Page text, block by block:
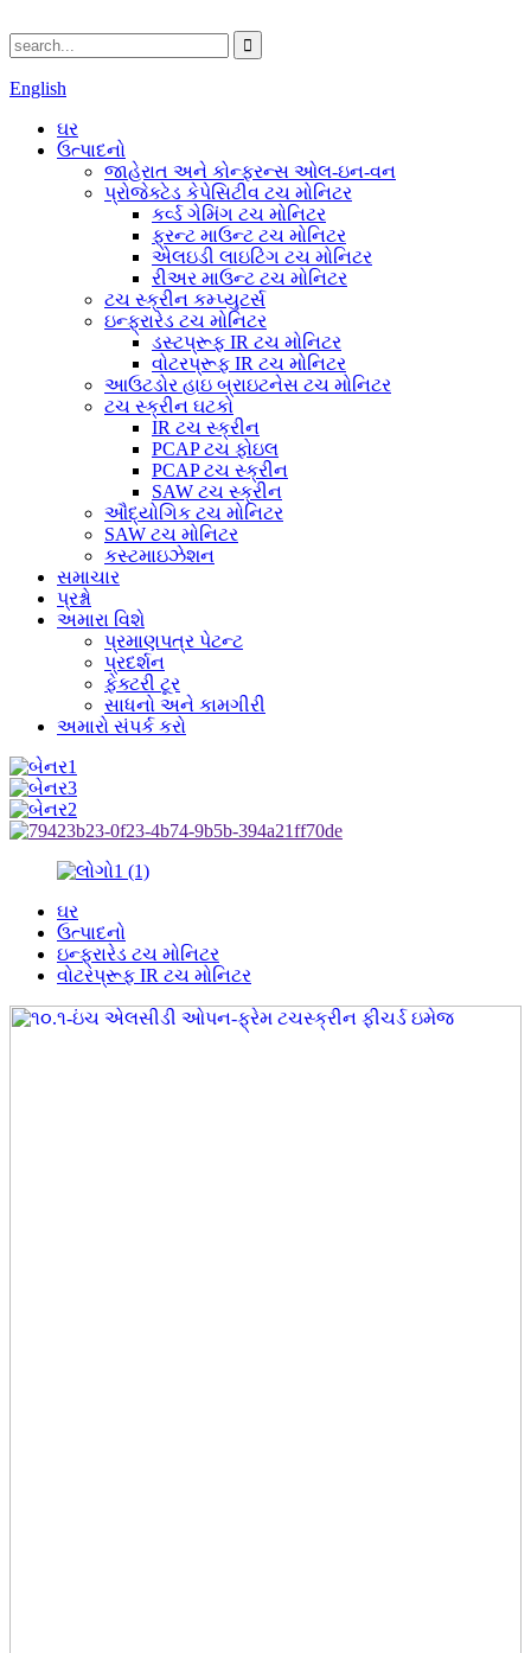
English
ઘર
ઉત્પાદનો
જાહેરાત અને કોન્ફરન્સ ઓલ-ઇન-વન
પ્રોજેક્ટેડ કેપેસિટીવ ટચ મોનિટર
કર્વ્ડ ગેમિંગ ટચ મોનિટર
ફ્રન્ટ માઉન્ટ ટચ મોનિટર
એલઇડી લાઇટિંગ ટચ મોનિટર
રીઅર માઉન્ટ ટચ મોનિટર
ટચ સ્ક્રીન કમ્પ્યુટર્સ
ઇન્ફ્રારેડ ટચ મોનિટર
ડસ્ટપ્રૂફ IR ટચ મોનિટર
વોટરપ્રૂફ IR ટચ મોનિટર
આઉટડોર હાઇ બ્રાઇટનેસ ટચ મોનિટર
ટચ સ્ક્રીન ઘટકો
IR ટચ સ્ક્રીન
PCAP ટચ ફોઇલ
PCAP ટચ સ્ક્રીન
SAW ટચ સ્ક્રીન
ઔદ્યોગિક ટચ મોનિટર
SAW ટચ મોનિટર
કસ્ટમાઇઝેશન
સમાચાર
પ્રશ્નો
અમારા વિશે
પ્રમાણપત્ર પેટન્ટ
પ્રદર્શન
ફેક્ટરી ટૂર
સાધનો અને કામગીરી
અમારો સંપર્ક કરો
ઘર
ઉત્પાદનો
ઇન્ફ્રારેડ ટચ મોનિટર
વોટરપ્રૂફ IR ટચ મોનિટર